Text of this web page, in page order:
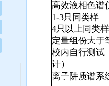
高效液相色谱
1-3只同类样
4只以上同类样
定量组份大于
校内自行测试
计）
离子阱质谱系